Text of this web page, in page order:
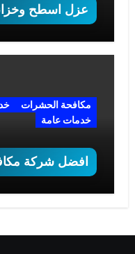
عزل اسطح وخزانات
مكافحة الحشرات
خدمات عامة
افضل شركة